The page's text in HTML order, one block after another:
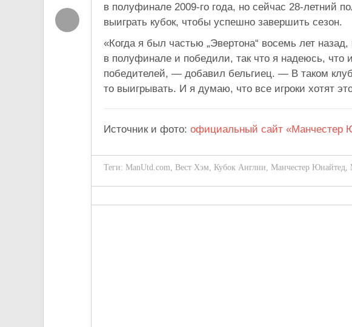
в полуфинале 2009-го года, но сейчас 28-летний
выиграть кубок, чтобы успешно завершить сезон.
«Когда я был частью „Эвертона“ восемь лет
в полуфинале и победили, так что я надеюсь, что
победителей, — добавил бельгиец. — В таком
то выигрывать. И я думаю, что все игроки хотят
Источник и фото: официальный сайт «Манчестер
Теги: ManUtd.com, Вест Хэм, Кубок Англии, Манчестер Юнайтед,